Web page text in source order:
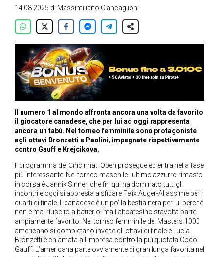
14.08.2025 di Massimiliano Ciancaglioni
Il numero 1 al mondo affronta ancora una volta da favorito
il giocatore canadese, che per lui ad oggi rappresenta
ancora un tabù. Nel torneo femminile sono protagoniste
agli ottavi Bronzetti e Paolini, impegnate rispettivamente
contro Gauff e Krejcikova.
Il programma del Cincinnati Open prosegue ed entra nella fase
più interessante. Nel torneo maschile l’ultimo azzurro rimasto
in corsa è Jannik Sinner, che fin qui ha dominato tutti gli
incontri e oggi si appresta a sfidare Felix Auger-Aliassime per i
quarti di finale. Il canadese è un po’ la bestia nera per lui perché
non è mai riuscito a batterlo, ma l’altoatesino stavolta parte
ampiamente favorito. Nel torneo femminile del Masters 1000
americano si completano invece gli ottavi di finale e Lucia
Bronzetti è chiamata all’impresa contro la più quotata Coco
Gauff. L’americana parte ovviamente di gran lunga favorita nel